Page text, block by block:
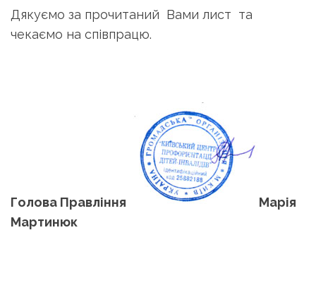
Дякуємо за прочитаний Вами лист та
чекаємо на співпрацю.
Голова Правління
Марія
Мартинюк